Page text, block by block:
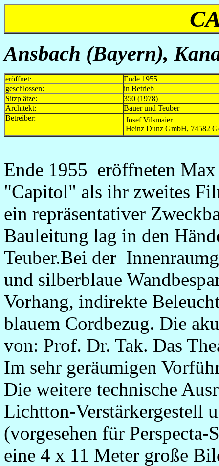
Ansbach (Bayern),
eröffnet:
Ende 1955
geschlossen:
in Betrieb
Sitzplätze:
350 (1978)
Architekt:
Bauer und Teuber
Betreiber:
Josef Vilsmaier
Heinz Dunz GmbH, 74582
Ende 1955 eröffneten
"Capitol" als ihr zweites
ein repräsentativer
Bauleitung lag in den
Teuber.Bei der
und silberblaue
Vorhang, indirekte
blauem Cordbezug. Die
von: Prof. Dr. Tak. Das
Im sehr geräumigen
Die weitere technische
Lichtton-Verstärkergestell
(vorgesehen für
eine 4 x 11 Meter große